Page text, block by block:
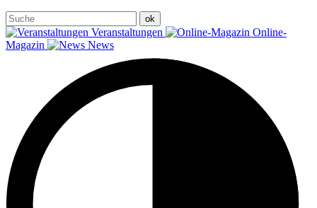
Veranstaltungen
Online-
Magazin
News